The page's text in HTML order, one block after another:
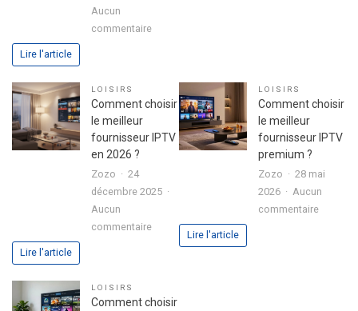
Aucun
commentairesur
SE
disque
:
Lire l'article
LOISIRS
Comment choisir
le meilleur
fournisseur IPTV
en 2026 ?
Zozo
24
décembre 2025
Aucun
commentairesur
Comment
meilleur
Lire l'article
LOISIRS
Comment choisir
le meilleur
fournisseur IPTV
premium ?
Zozo
28 mai
2026
Aucun
commentairesur
Lire l'article
LOISIRS
Comment choisir